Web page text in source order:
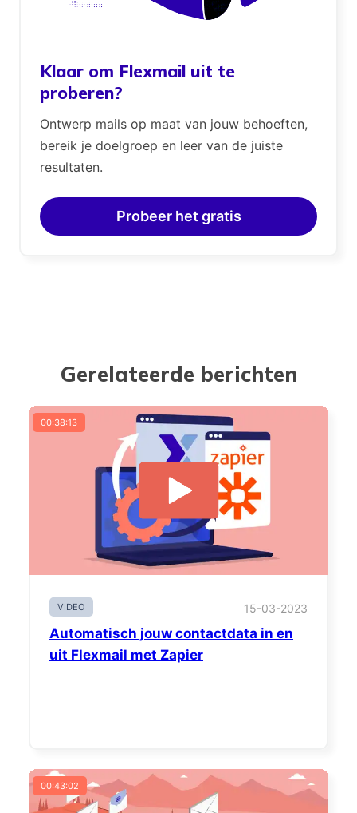
Klaar om Flexmail uit te
proberen?
Ontwerp mails op maat van jouw behoeften,
bereik je doelgroep en leer van de juiste
resultaten.
Probeer het gratis
Gerelateerde berichten
00:38:13
VIDEO 15-03-2023
Automatisch jouw contactdata in en
uit Flexmail met Zapier
00:43:02